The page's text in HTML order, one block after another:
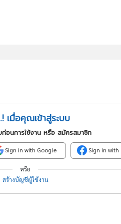
เมื่อคุณเข้าสู่ระบบ
ก่อนการใช้งาน หรือ สมัครสมาชิก
Sign in with Google Sign in with
หรือ
สร้างบัญชีผู้ใช้งาน